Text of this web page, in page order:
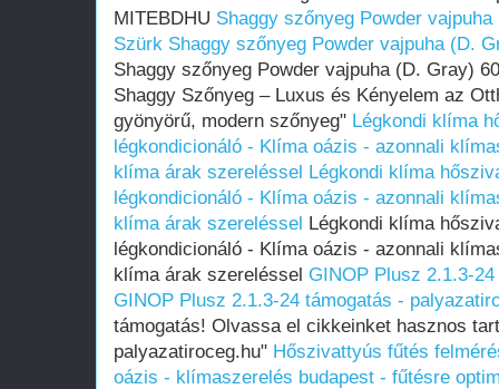
MITEBDHU Shaggy szőnyeg Powder
Szürk Shaggy szőnyeg Powder vajpuha (D.
Shaggy szőnyeg Powder vajpuha (D. Gray)
Shaggy Szőnyeg – Luxus és Kényelem az
gyönyörű, modern szőnyeg" Légkondi klíma
légkondicionáló - Klíma oázis - azonnali
klíma árak szereléssel Légkondi klíma
légkondicionáló - Klíma oázis - azonnali
klíma árak szereléssel Légkondi klíma
légkondicionáló - Klíma oázis - azonnali
klíma árak szereléssel GINOP Plusz 2.1.3-
GINOP Plusz 2.1.3-24 támogatás -
támogatás! Olvassa el cikkeinket hasznos
palyazatiroceg.hu" Hőszivattyús fűtés
oázis - klímaszerelés budapest - fűtésre